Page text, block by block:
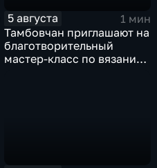
5 августа
1 мин
Тамбовчан приглашают на
благотворительный
мастер-класс по вязанию